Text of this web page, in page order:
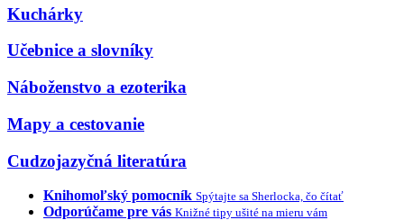
Kuchárky
Učebnice a slovníky
Náboženstvo a ezoterika
Mapy a cestovanie
Cudzojazyčná literatúra
Knihomoľský pomocník Spýtajte sa Sherlocka, čo čítať
Odporúčame pre vás Knižné tipy ušité na mieru vám